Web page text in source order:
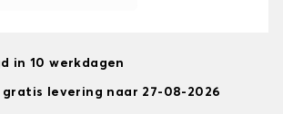
in 10 werkdagen
levering naar 27-08-2026